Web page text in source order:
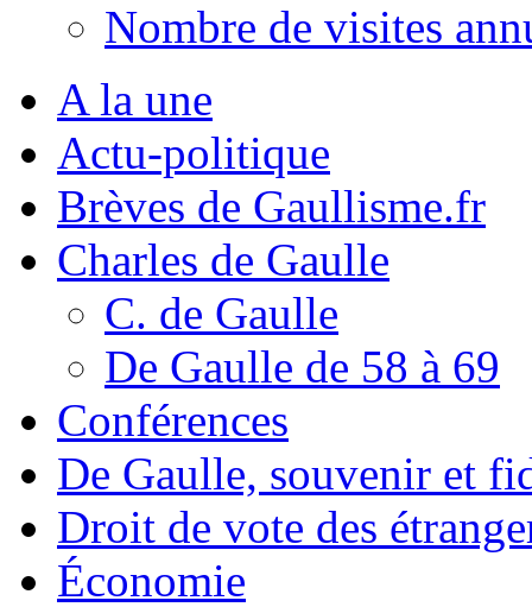
Nombre de visites
A la une
Actu-politique
Brèves de Gaullisme.fr
Charles de Gaulle
C. de Gaulle
De Gaulle de 58 à 69
Conférences
De Gaulle, souvenir et
Droit de vote des
Économie